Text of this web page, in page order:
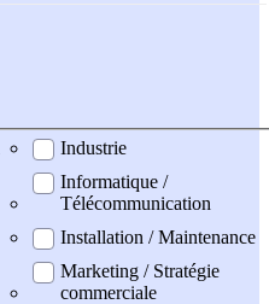
Industrie
Informatique /
Télécommunication
Installation / Maintenance
Marketing / Stratégie
commerciale